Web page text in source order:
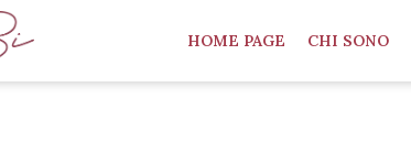
HOME PAGE CHI SONO